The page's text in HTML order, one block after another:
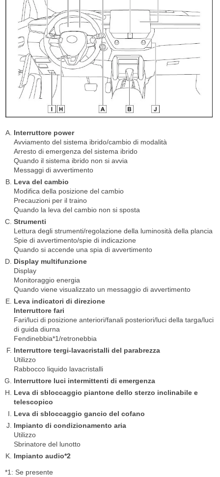
Interruttore power
Avviamento del sistema ibrido/cambio di modalità
Arresto di emergenza del sistema ibrido
Quando il sistema ibrido non si avvia
Messaggi di avvertimento
Leva del cambio
Modifica della posizione del cambio
Precauzioni per il traino
Quando la leva del cambio non si sposta
Strumenti
Lettura degli strumenti/regolazione della luminosità della plancia
Spie di avvertimento/spie di indicazione
Quando si accende una spia di avvertimento
Display multifunzione
Display
Monitoraggio energia
Quando viene visualizzato un messaggio di avvertimento
Leva indicatori di direzione
Interruttore fari
Fari/luci di posizione anteriori/fanali posteriori/luci della targa/luci
di guida diurna
Fendinebbia*1/retronebbia
Interruttore tergi-lavacristalli del parabrezza
Utilizzo
Rabbocco liquido lavacristalli
Interruttore luci intermittenti di emergenza
Leva di sbloccaggio piantone dello sterzo inclinabile e
telescopico
Leva di sbloccaggio gancio del cofano
Impianto di condizionamento aria
Utilizzo
Sbrinatore del lunotto
Impianto audio*2
*1: Se presente